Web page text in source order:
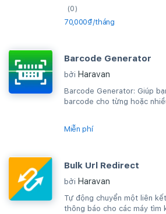
(0)
70,000₫/tháng
Barcode Generator
bởi Haravan
Barcode Generator: Giúp
barcode cho từng hoặc
Miễn phí
Bulk Url Redirect
bởi Haravan
Tự động chuyển một liên
thông báo cho các máy tìm